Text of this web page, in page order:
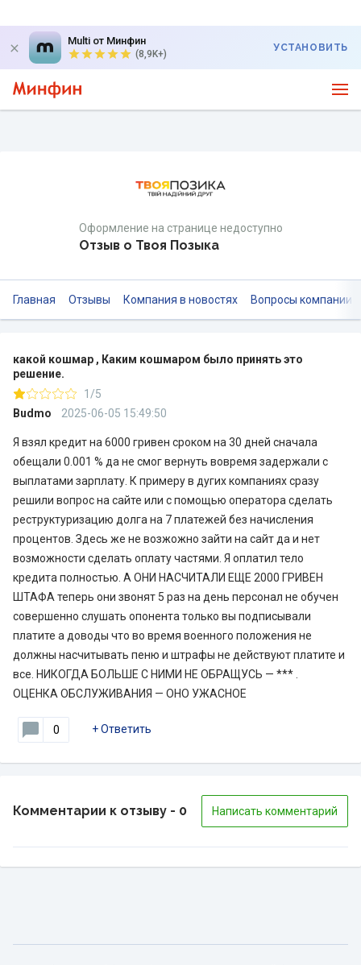
Multi от Минфин
(8,9K+)
УСТАНОВИТЬ
Оформление на странице недоступно
Отзыв о Твоя Позыка
Главная Отзывы Компания в новостях Вопросы компании
какой кошмар , Каким кошмаром было принять это
решение.
1/5
Budmo
2025-06-05 15:49:50
Я взял кредит на 6000 гривен сроком на 30 дней сначала
обещали 0.001 % да не смог вернуть вовремя задержали с
выплатами зарплату. К примеру в дугих компаниях сразу
решили вопрос на сайте или с помощью оператора сделать
реструктуризацию долга на 7 платежей без начисления
процентов. Здесь же не возжожно зайти на сайт да и нет
возможности сделать оплату частями. Я оплатил тело
кредита полностью. А ОНИ НАСЧИТАЛИ ЕЩЕ 2000 ГРИВЕН
ШТАФА теперь они звонят 5 раз на день персонал не обучен
совершенно слушать опонента только вы подписывали
платите а доводы что во время военного положения не
должны насчитывать пеню и штрафы не действуют платите и
все. НИКОГДА БОЛЬШЕ С НИМИ НЕ ОБРАЩУСЬ — *** .
ОЦЕНКА ОБСЛУЖИВАНИЯ — ОНО УЖАСНОЕ
0 +Ответить
Комментарии к отзыву - 0 Написать комментарий